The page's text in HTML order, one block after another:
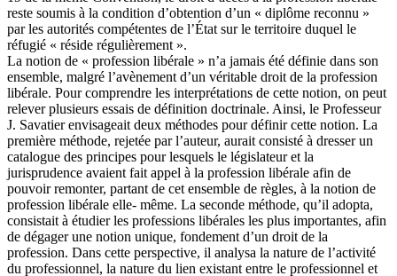
reste soumis à la condition d’obtention d’un « diplôme reconnu »
par les autorités compétentes de l’État sur le territoire duquel le
réfugié « réside régulièrement ».
La notion de « profession libérale » n’a jamais été définie dans son
ensemble, malgré l’avènement d’un véritable droit de la profession
libérale. Pour comprendre les interprétations de cette notion, on peut
relever plusieurs essais de définition doctrinale. Ainsi, le Professeur
J. Savatier envisageait deux méthodes pour définir cette notion. La
première méthode, rejetée par l’auteur, aurait consisté à dresser un
catalogue des principes pour lesquels le législateur et la
jurisprudence avaient fait appel à la profession libérale afin de
pouvoir remonter, partant de cet ensemble de règles, à la notion de
profession libérale elle- même. La seconde méthode, qu’il adopta,
consistait à étudier les professions libérales les plus importantes, afin
de dégager une notion unique, fondement d’un droit de la
profession. Dans cette perspective, il analysa la nature de l’activité
du professionnel, la nature du lien existant entre le professionnel et